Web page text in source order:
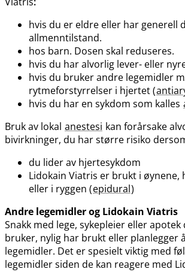
hvis du er eldre eller har generell
allmenntilstand.
hos barn. Dosen skal reduseres.
hvis du har alvorlig lever- eller
hvis du bruker andre legemidler
rytmeforstyrrelser i hjertet (
hvis du har en sykdom som kalles
Bruk av lokal anestesi kan forårsake
bivirkninger, du har større risiko
du lider av hjertesykdom
Lidokain Viatris er brukt i øynene,
eller i ryggen (epidural)
Andre legemidler og Lidokain Viatris
Snakk med lege, sykepleier eller
bruker, nylig har brukt eller planlegger
legemidler. Det er spesielt viktig med
legemidler siden de kan reagere med